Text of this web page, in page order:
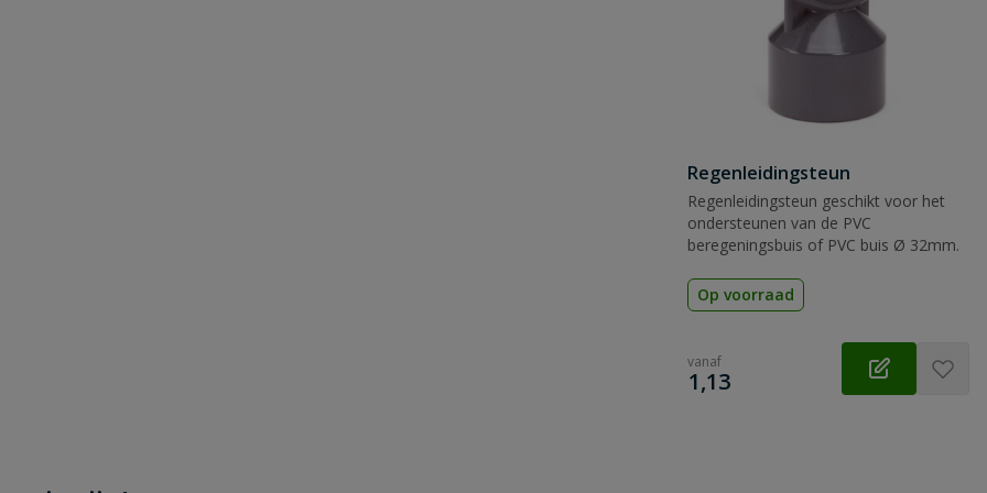
Regenleidingsteun
Regenleidingsteun geschikt voor het
ondersteunen van de PVC
beregeningsbuis of PVC buis Ø 32mm.
Op voorraad
vanaf
€
1,13